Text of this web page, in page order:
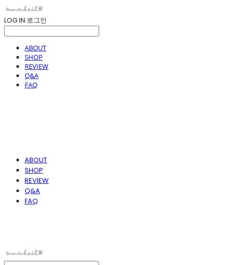
LOG IN 로그인
ABOUT
SHOP
REVIEW
Q&A
FAQ
ABOUT
SHOP
REVIEW
Q&A
FAQ